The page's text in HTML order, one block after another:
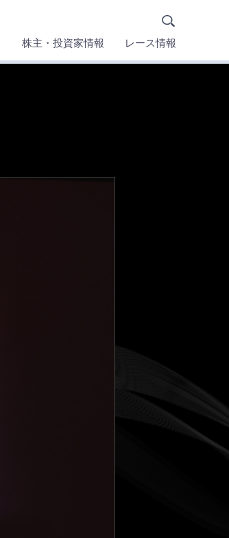
株主・投資家情報 レース情報